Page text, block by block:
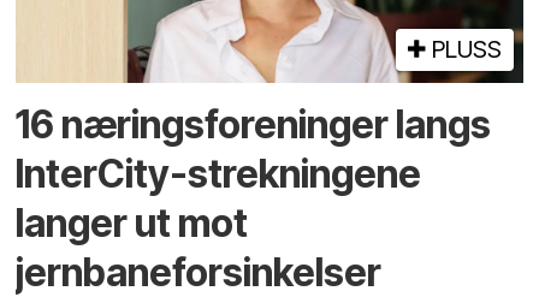
PLUSS
16 næringsforeninger langs
InterCity-strekningene
langer ut mot
jernbaneforsinkelser